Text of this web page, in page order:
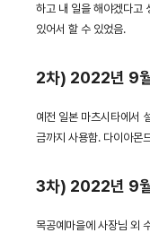
하고 내 일을 해야겠다고
있어서 할 수 있었음.
2차) 2022년 9
예전 일본 마츠시타에서
금까지 사용함. 다이아몬
3차) 2022년 9
목공예마을에 사장님 외